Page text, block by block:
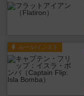
ルール/インスト